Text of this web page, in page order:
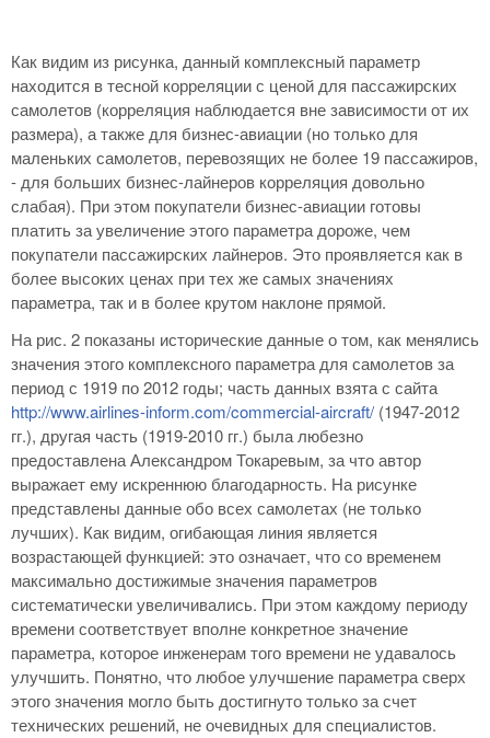
Как видим из рисунка, данный комплексный параметр
находится в тесной корреляции с ценой для пассажирских
самолетов (корреляция наблюдается вне зависимости от их
размера), а также для бизнес-авиации (но только для
маленьких самолетов, перевозящих не более 19 пассажиров,
- для больших бизнес-лайнеров корреляция довольно
слабая). При этом покупатели бизнес-авиации готовы
платить за увеличение этого параметра дороже, чем
покупатели пассажирских лайнеров. Это проявляется как в
более высоких ценах при тех же самых значениях
параметра, так и в более крутом наклоне прямой.
На рис. 2 показаны исторические данные о том, как менялись
значения этого комплексного параметра для самолетов за
период с 1919 по 2012 годы; часть данных взята с сайта
http://www.airlines-inform.com/commercial-aircraft/ (1947-2012
гг.), другая часть (1919-2010 гг.) была любезно
предоставлена Александром Токаревым, за что автор
выражает ему искреннюю благодарность. На рисунке
представлены данные обо всех самолетах (не только
лучших). Как видим, огибающая линия является
возрастающей функцией: это означает, что со временем
максимально достижимые значения параметров
систематически увеличивались. При этом каждому периоду
времени соответствует вполне конкретное значение
параметра, которое инженерам того времени не удавалось
улучшить. Понятно, что любое улучшение параметра сверх
этого значения могло быть достигнуто только за счет
технических решений, не очевидных для специалистов.